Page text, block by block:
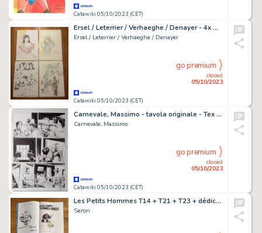
Catawiki 05/10/2023 (CET)
Ersel / Leterrier / Verhaeghe / Denayer - 4x Originele tekening - Claymore / Emilie en Liam
Ersel / Leterrier / Verhaeghe / Denayer
Catawiki 05/10/2023 (CET)
closed
05/10/2023
go premium
Carnevale, Massimo - tavola originale - Tex Color #18 "La casa del giudice" - (2020)
Carnevale, Massimo
Catawiki 05/10/2023 (CET)
closed
05/10/2023
go premium
Les Petits Hommes T14 + T21 + T23 + dédicace - 3x C - EO - (1983/1988)
Seron